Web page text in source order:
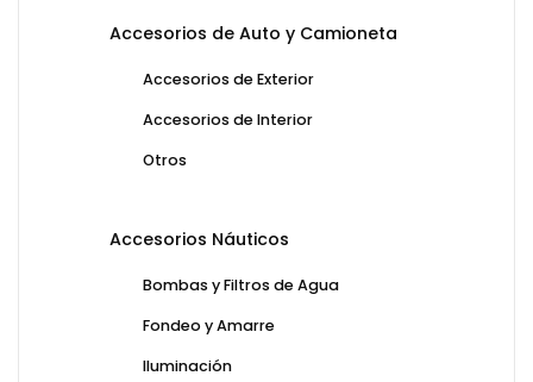
Accesorios de Auto y Camioneta
Accesorios de Exterior
Accesorios de Interior
Otros
Accesorios Náuticos
Bombas y Filtros de Agua
Fondeo y Amarre
Iluminación